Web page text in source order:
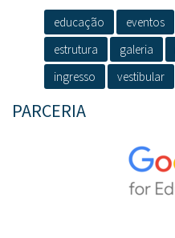
educação eventos
estrutura
galeria
ingresso
vestibular
PARCERIA